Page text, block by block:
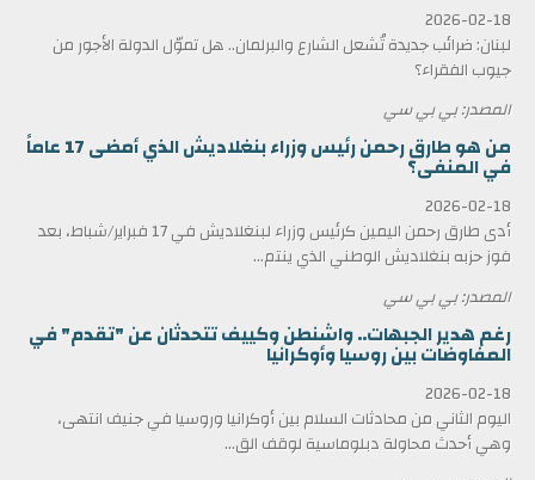
2026-02-18
لبنان: ضرائب جديدة تُشعل الشارع والبرلمان.. هل تموّل الدولة الأجور من
جيوب الفقراء؟
المصدر: بي بي سي
من هو طارق رحمن رئيس وزراء بنغلاديش الذي أمضى 17 عاماً
في المنفى؟
2026-02-18
أدى طارق رحمن اليمين كرئيس وزراء لبنغلاديش في 17 فبراير/شباط، بعد
فوز حزبه بنغلاديش الوطني الذي ينتم...
المصدر: بي بي سي
رغم هدير الجبهات.. واشنطن وكييف تتحدثان عن "تقدم" في
المفاوضات بين روسيا وأوكرانيا
2026-02-18
اليوم الثاني من محادثات السلام بين أوكرانيا وروسيا في جنيف انتهى،
وهي أحدث محاولة دبلوماسية لوقف الق...